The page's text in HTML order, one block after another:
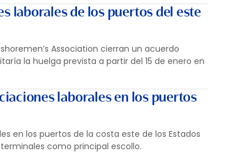
laborales de los puertos del este
Association cierran un acuerdo
la huelga prevista a partir del 15 de enero en
laborales en los puertos
en los puertos de la costa este de los Estados
como principal escollo.